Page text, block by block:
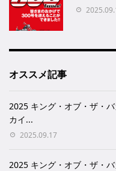
オススメ記事
2025 キング・オブ・ザ・
カイ...
2025.09.17
2025 キング・オブ・ザ・